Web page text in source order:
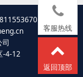
-4-12
客服热线
返回顶部